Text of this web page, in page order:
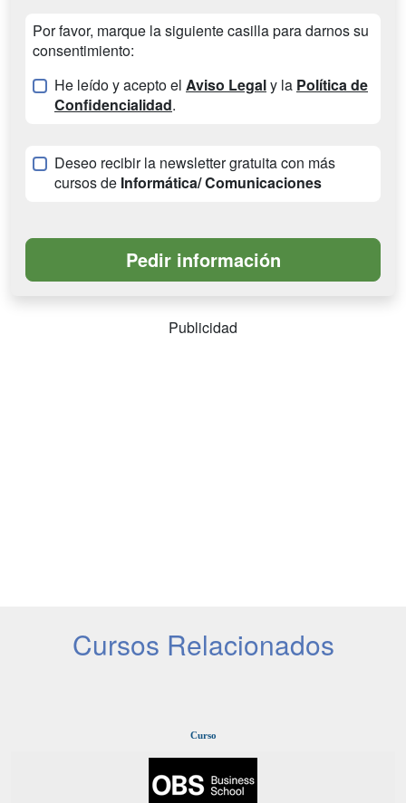
Por favor, marque la siguiente casilla para darnos su
consentimiento:
He leído y acepto el Aviso Legaly la Política de
Confidencialidad.
Deseo recibir la newsletter gratuita con más
cursos de Informática/ Comunicaciones
Publicidad
Cursos Relacionados
Curso